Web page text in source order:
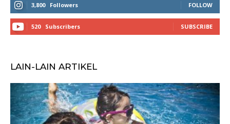
3,800 Followers FOLLOW
520 Subscribers SUBSCRIBE
LAIN-LAIN ARTIKEL